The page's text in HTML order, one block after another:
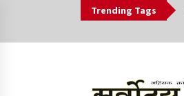
Trending Tags